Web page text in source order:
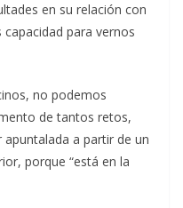
en su relación con
para vernos
no podemos
de tantos retos,
a partir de un
porque “está en la